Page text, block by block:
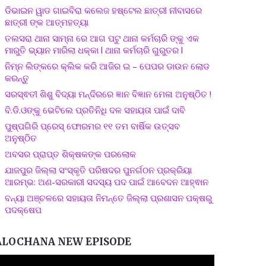
ଡିଭାଇନ ୱାଡ ଗାଇବିରା କଲେଜ ହଷ୍ଟେଲ ଛାତ୍ରୀ ନୀବାସରେ
ଛାତ୍ରୀ ଙ୍କ ଆତ୍ମହତ୍ୟା
ତଲସରା ଥାନା ସାମ୍ନା ରେ ଆଗ ପଟୁ ଥାନା କର୍ମଚାରି ଙ୍କୁ ଏକ
ମାରୁତି ଭ୍ୟାନ ମାରିଲା ଧକ୍କା l ଥାନା କର୍ମଚାରି ଗୁରୁତର l
ନିମ୍ନ ଲିଙ୍କରେ କ୍ଲିକ କରି ଆଜିର ଇ – ପେପର ଡାଉନ ଲୋଡ
କରନ୍ତୁ
ସରସ୍ଵତୀ ଶିଶୁ ବିଦ୍ୟା ମନ୍ଦିରରେ ଜ୍ଞାନ ବିଜ୍ଞାନ ମେଳା ଅନୁଷ୍ଠିତ !
ବି.ଡି.ଓଙ୍କୁ ଭେଟିଲେ ପ୍ରତିନିଧି ଦଳ ସହାୟତା ପାଇଁ ଦାବି
ପୁଷ୍ପଗିରି ପ୍ରେସ୍ ଫୋରମର ୧୧ ତମ ବାର୍ଷିକ ଉତ୍ସବ
ଅନୁଷ୍ଠିତ
ଅବସର ପ୍ରାପ୍ତ ଶିକ୍ଷକଙ୍କ ପରଲୋକ
ଯାଜପୁର ଜିଲ୍ଲା ସଂସ୍କୃତି ପରିଷଦର ପୁନର୍ଗଠନ ପ୍ରକ୍ରିୟା
ଆରମ୍ଭ: ଅଣ-ସରକାରୀ ସଦସ୍ୟ ପଦ ପାଇଁ ଆବେଦନ ଆହ୍ଵାନ
ବନ୍ୟା ଅଞ୍ଚଳରେ ସହାୟତା ନିମନ୍ତେ ଜିଲ୍ଲା ପ୍ରଶାସନ ପକ୍ଷରୁ
ପଦକ୍ଷେପ
NEW EPISODE